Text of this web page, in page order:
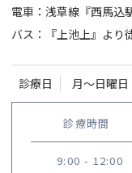
電車：浅草線『西馬込
バス：『上池上』より
診療日 月〜日曜日
診療時間
9:00 - 12:00